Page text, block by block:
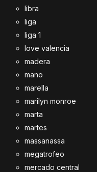
libra
liga
liga 1
love valencia
madera
mano
marella
marilyn monroe
marta
martes
massanassa
megatrofeo
mercado central